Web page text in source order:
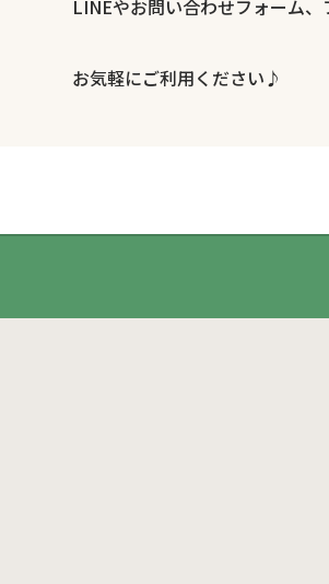
LINEやお問い合わせフォーム
お気軽にご利用ください♪